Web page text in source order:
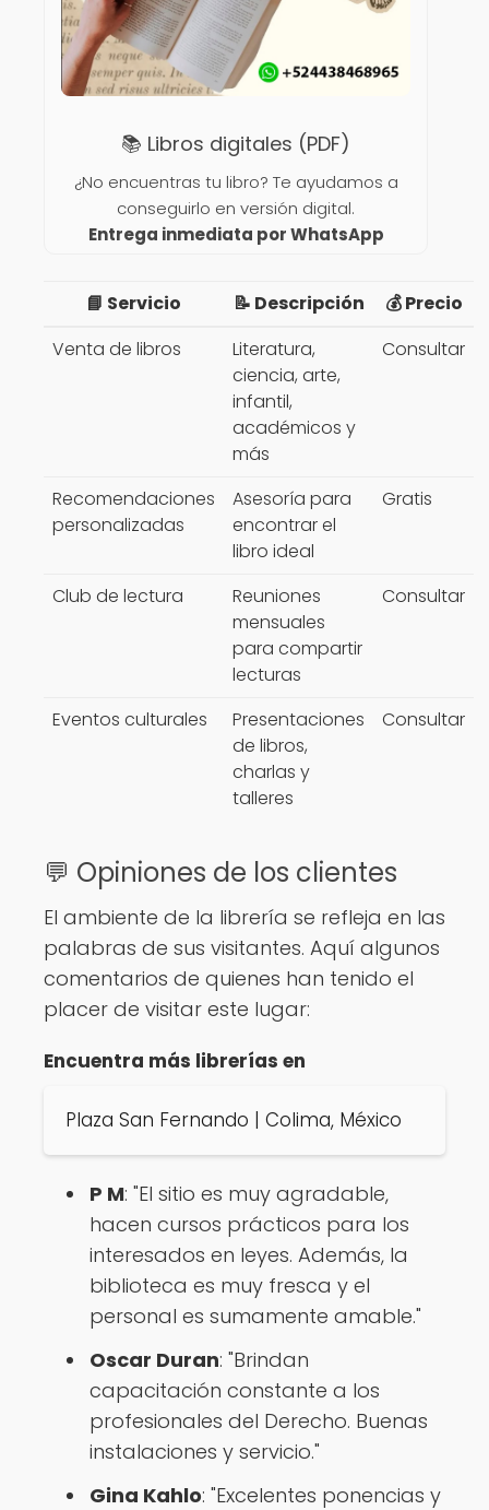
📚 Libros digitales (PDF)
¿No encuentras tu libro? Te ayudamos a
conseguirlo en versión digital.
Entrega inmediata por WhatsApp
📘 Servicio 📝 Descripción
💰 Precio
Venta de libros
Literatura,
ciencia, arte,
infantil,
académicos y
más
Consultar
Recomendaciones
personalizadas
Asesoría para
encontrar el
libro ideal
Gratis
Club de lectura
Reuniones
mensuales
para compartir
lecturas
Consultar
Eventos culturales
Presentaciones
de libros,
charlas y
talleres
Consultar
💬 Opiniones de los clientes
El ambiente de la librería se refleja en las
palabras de sus visitantes. Aquí algunos
comentarios de quienes han tenido el
placer de visitar este lugar:
Encuentra más librerías en
Plaza San Fernando | Colima, México
P M: "El sitio es muy agradable,
hacen cursos prácticos para los
interesados en leyes. Además, la
biblioteca es muy fresca y el
personal es sumamente amable."
Oscar Duran: "Brindan
capacitación constante a los
profesionales del Derecho. Buenas
instalaciones y servicio."
Gina Kahlo: "Excelentes ponencias y